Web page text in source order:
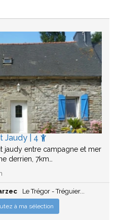
Jaudy | 4
jaudy entre campagne et mer
derrien, 7km…
Le Trégor - Tréguier...
à ma sélection